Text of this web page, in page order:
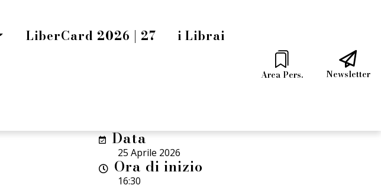
LiberCard 2026 | 27 i Librai
Area Pers. Newsletter
Data
25 Aprile 2026
Ora di inizio
16:30